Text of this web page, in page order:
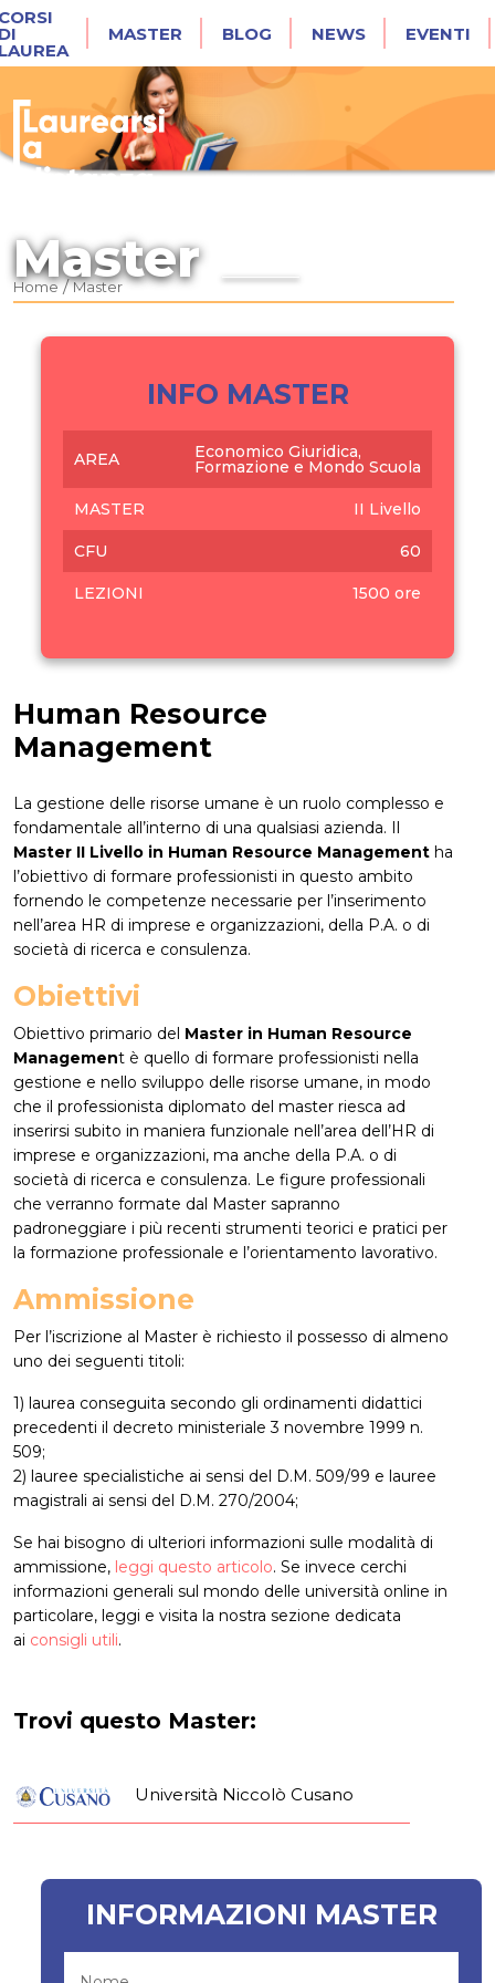
MASTER BLOG NEWS EVENTI
Master
Home/Master
INFO MASTER
AREA Economico Giuridica,
Formazione e Mondo Scuola
MASTER II Livello
CFU 60
LEZIONI 1500 ore
Human Resource
Management
La gestione delle risorse umane è un ruolo complesso e
fondamentale all’interno di una qualsiasi azienda. Il
Master II Livello in Human Resource Management ha
l’obiettivo di formare professionisti in questo ambito
fornendo le competenze necessarie per l’inserimento
nell’area HR di imprese e organizzazioni, della P.A. o di
società di ricerca e consulenza.
Obiettivi
Obiettivo primario del Master in Human Resource
Management è quello di formare professionisti nella
gestione e nello sviluppo delle risorse umane, in modo
che il professionista diplomato del master riesca ad
inserirsi subito in maniera funzionale nell’area dell’HR di
imprese e organizzazioni, ma anche della P.A. o di
società di ricerca e consulenza. Le figure professionali
che verranno formate dal Master sapranno
padroneggiare i più recenti strumenti teorici e pratici per
la formazione professionale e l’orientamento lavorativo.
Ammissione
Per l’iscrizione al Master è richiesto il possesso di almeno
uno dei seguenti titoli:
1) laurea conseguita secondo gli ordinamenti didattici
precedenti il decreto ministeriale 3 novembre 1999 n.
509;
2) lauree specialistiche ai sensi del D.M. 509/99 e lauree
magistrali ai sensi del D.M. 270/2004;
Se hai bisogno di ulteriori informazioni sulle modalità di
ammissione, leggi questo articolo. Se invece cerchi
informazioni generali sul mondo delle università online in
particolare, leggi e visita la nostra sezione dedicata
ai consigli utili.
Trovi questo Master:
Università Niccolò Cusano
INFORMAZIONI MASTER